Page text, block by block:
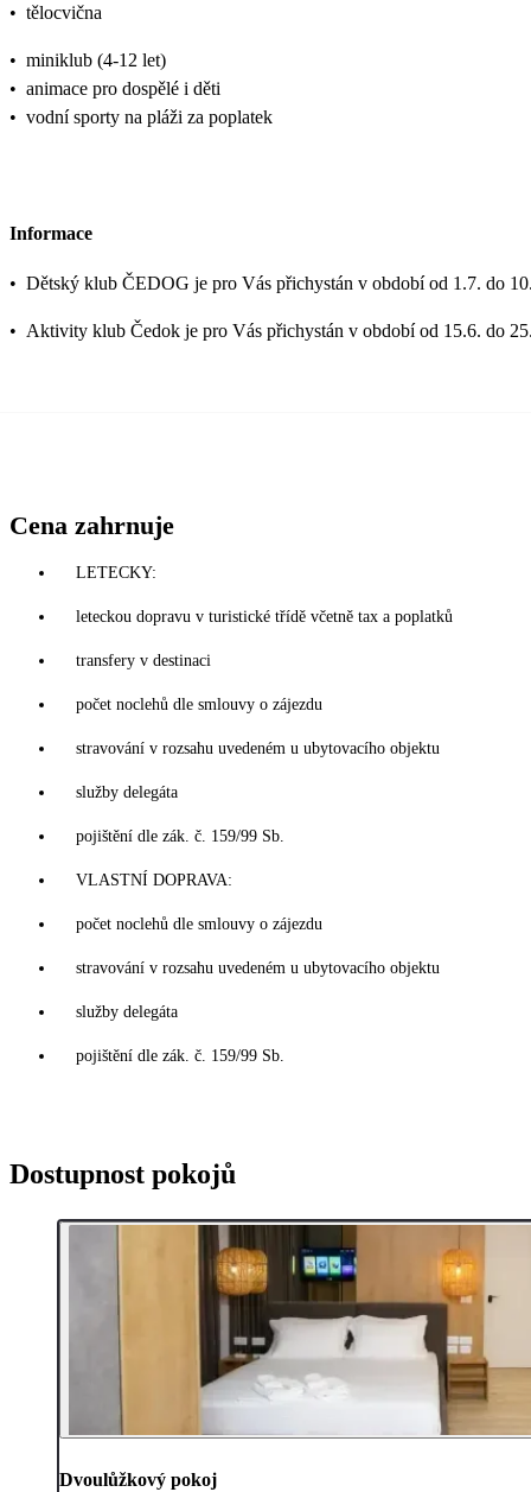
• tělocvična
• miniklub (4-12 let)
• animace pro dospělé i děti
• vodní sporty na pláži za poplatek
Informace
• Dětský klub ČEDOG je pro Vás přichystán v období od 1.7. do
• Aktivity klub Čedok je pro Vás přichystán v období od 15.6. do
Cena zahrnuje
LETECKY:
leteckou dopravu v turistické třídě včetně tax a poplatků
transfery v destinaci
počet noclehů dle smlouvy o zájezdu
stravování v rozsahu uvedeném u ubytovacího objektu
služby delegáta
pojištění dle zák. č. 159/99 Sb.
VLASTNÍ DOPRAVA:
počet noclehů dle smlouvy o zájezdu
stravování v rozsahu uvedeném u ubytovacího objektu
služby delegáta
pojištění dle zák. č. 159/99 Sb.
Dostupnost pokojů
Dvoulůžkový pokoj